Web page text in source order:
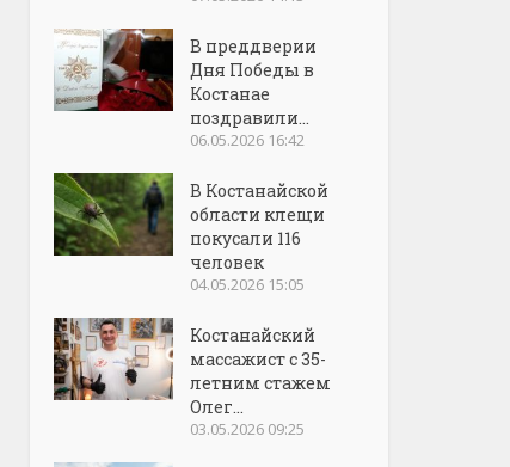
В преддверии
Дня Победы в
Костанае
поздравили...
06.05.2026 16:42
В Костанайской
области клещи
покусали 116
человек
04.05.2026 15:05
Костанайский
массажист с 35-
летним стажем
Олег...
03.05.2026 09:25